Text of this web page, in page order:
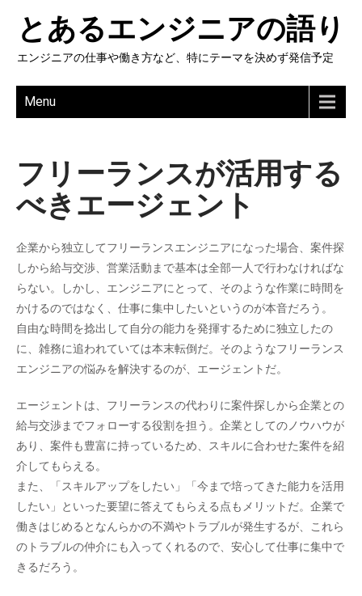
とあるエンジニアの語り
エンジニアの仕事や働き方など、特にテーマを決めず発信予定
Menu
フリーランスが活用する
べきエージェント
企業から独立してフリーランスエンジニアになった場合、案件探
しから給与交渉、営業活動まで基本は全部一人で行わなければな
らない。しかし、エンジニアにとって、そのような作業に時間を
かけるのではなく、仕事に集中したいというのが本音だろう。
自由な時間を捻出して自分の能力を発揮するために独立したの
に、雑務に追われていては本末転倒だ。そのようなフリーランス
エンジニアの悩みを解決するのが、エージェントだ。
エージェントは、フリーランスの代わりに案件探しから企業との
給与交渉までフォローする役割を担う。企業としてのノウハウが
あり、案件も豊富に持っているため、スキルに合わせた案件を紹
介してもらえる。
また、「スキルアップをしたい」「今まで培ってきた能力を活用
したい」といった要望に答えてもらえる点もメリットだ。企業で
働きはじめるとなんらかの不満やトラブルが発生するが、これら
のトラブルの仲介にも入ってくれるので、安心して仕事に集中で
きるだろう。